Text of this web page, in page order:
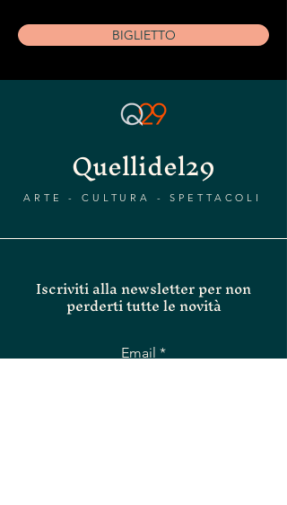
BIGLIETTO
Quellidel29
ARTE - CULTURA - SPETTACOLI
Iscriviti alla newsletter per non
perderti tutte le novità
Email